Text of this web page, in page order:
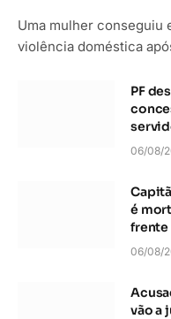
Uma mulher conseguiu
violência doméstica
PF
06/08/
é
frente
06/08/
vão a